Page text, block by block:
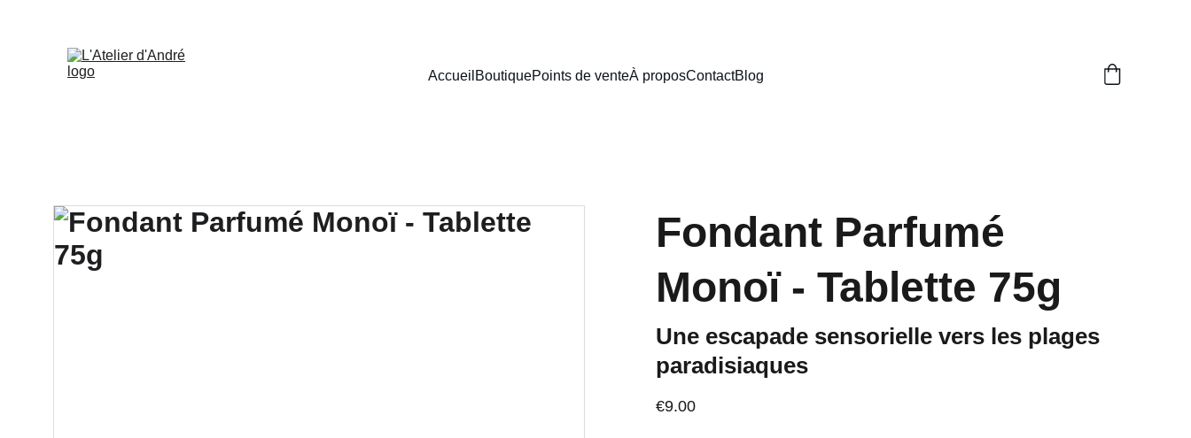
Accueil BoutiquePoints de venteÀ proposContactBlog
Fondant Parfumé
Monoï - Tablette 75g
Une escapade sensorielle vers les plages
paradisiaques
€9.00